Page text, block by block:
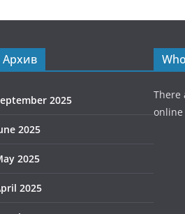
Архив
2025
2025
2025
2025
There
online